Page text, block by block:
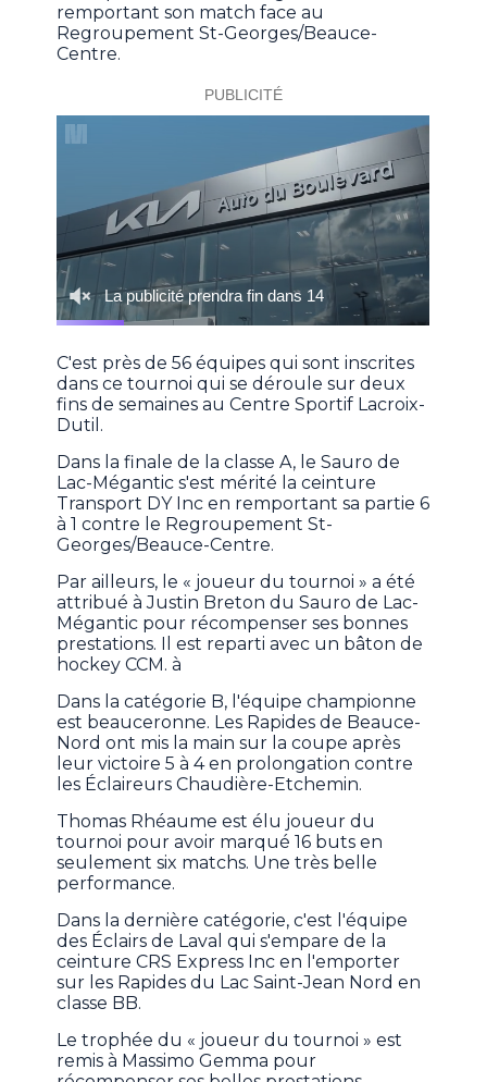
remportant son match face au
Regroupement St-Georges/Beauce-
Centre.
C'est près de 56 équipes qui sont inscrites
dans ce tournoi qui se déroule sur deux
fins de semaines au Centre Sportif Lacroix-
Dutil.
Dans la finale de la classe A, le Sauro de
Lac-Mégantic s'est mérité la ceinture
Transport DY Inc en remportant sa partie 6
à 1 contre le Regroupement St-
Georges/Beauce-Centre.
Par ailleurs, le « joueur du tournoi » a été
attribué à Justin Breton du Sauro de Lac-
Mégantic pour récompenser ses bonnes
prestations. Il est reparti avec un bâton de
hockey CCM. à
Dans la catégorie B, l'équipe championne
est beauceronne. Les Rapides de Beauce-
Nord ont mis la main sur la coupe après
leur victoire 5 à 4 en prolongation contre
les Éclaireurs Chaudière-Etchemin.
Thomas Rhéaume est élu joueur du
tournoi pour avoir marqué 16 buts en
seulement six matchs. Une très belle
performance.
Dans la dernière catégorie, c'est l'équipe
des Éclairs de Laval qui s'empare de la
ceinture CRS Express Inc en l'emporter
sur les Rapides du Lac Saint-Jean Nord en
classe BB.
Le trophée du « joueur du tournoi » est
remis à Massimo Gemma pour